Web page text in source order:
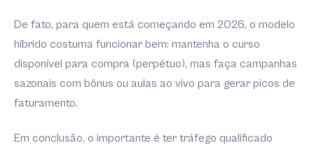
De fato, para quem está começando em 2026, o modelo
híbrido costuma funcionar bem: mantenha o curso
disponível para compra (perpétuo), mas faça campanhas
sazonais com bônus ou aulas ao vivo para gerar picos de
faturamento.
Em conclusão, o importante é ter tráfego qualificado